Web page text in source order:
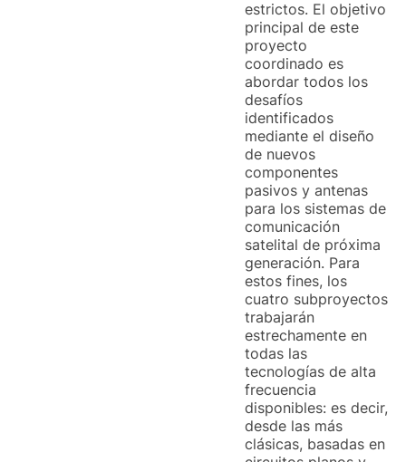
estrictos. El objetivo
principal de este
proyecto
coordinado es
abordar todos los
desafíos
identificados
mediante el diseño
de nuevos
componentes
pasivos y antenas
para los sistemas de
comunicación
satelital de próxima
generación. Para
estos fines, los
cuatro subproyectos
trabajarán
estrechamente en
todas las
tecnologías de alta
frecuencia
disponibles: es decir,
desde las más
clásicas, basadas en